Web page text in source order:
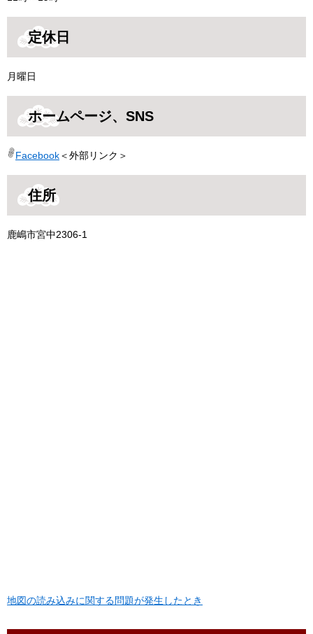
定休日
月曜日
ホームページ、SNS
Facebook＜外部リンク＞
住所
鹿嶋市宮中2306-1
地図の読み込みに関する問題が発生したとき